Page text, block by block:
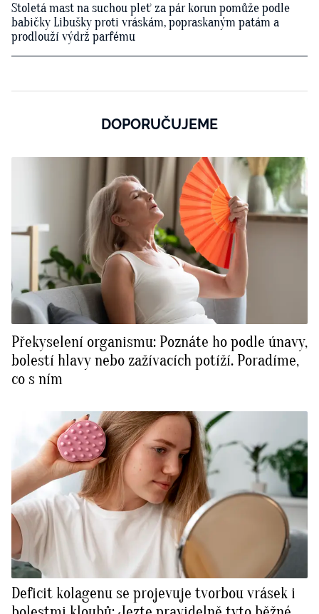
Stoletá mast na suchou pleť za pár korun pomůže podle
babičky Libušky proti vráskám, popraskaným patám a
prodlouží výdrž parfému
DOPORUČUJEME
Překyselení organismu: Poznáte ho podle únavy,
bolestí hlavy nebo zažívacích potíží. Poradíme,
co s ním
Deficit kolagenu se projevuje tvorbou vrásek i